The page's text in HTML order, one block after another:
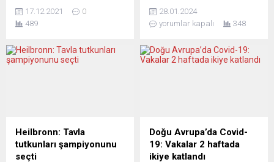
Ren-Vestfalya’da (NRW),
Eyalet Uyum Meclisleri çatı
(Landesintegrationsrat)
olağan genel kurulu Köln
delege katıldı. Tayfun Keltek
oy çokluğuyla yeniden çatı
örgütünün başkanı oldu.
17.12.2021
0
489
Mumcu, ölümünün 31’inci
yıldönümünde Almanya’nın
bir programla anıldı.
Toplantıya konuşmacı
Federasyonu’nun (HDF)
demokrasi ve özgürlük
savaşçısı Uğur Mumcu’yu
28.01.2024
yorumlar kapalı
348
Heilbronn: Tavla
tutkunları şampiyonunu
seçti
Doğu Avrupa’da Covid-
19: Vakalar 2 haftada
ikiye katlandı